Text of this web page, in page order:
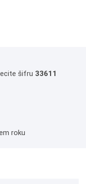
šifru 33611
roku